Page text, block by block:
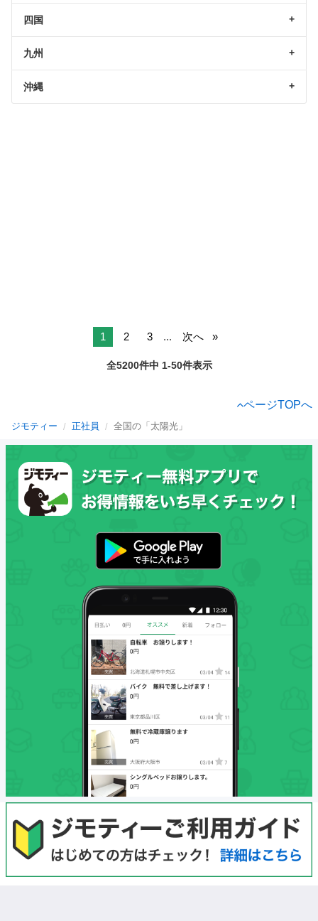
四国
九州
沖縄
1 2 3 ... 次へ
全5200件中 1-50件表示
ページTOPへ
ジモティー 正社員 全国の「太陽光」